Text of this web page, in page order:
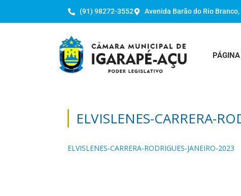
(91) 98272-3552 Avenida Barão do Rio Branco,
ELVISLENES-CARRERA-
ELVISLENES-CARRERA-RODRIGUES-JANEIRO-2023